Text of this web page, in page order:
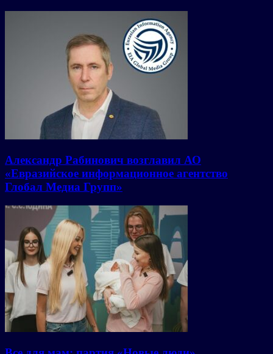
Александр Рабинович возглавил АО
«Евразийское информационное агентство
Глобал Медиа Групп»